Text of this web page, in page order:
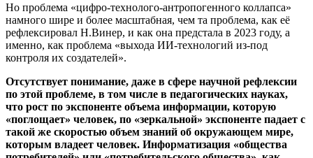
Но проблема «цифро-технолого-антропогенного коллапса»
намного шире и более масштабная, чем та проблема, как её
рефлексировал Н.Винер, и как она предстала в 2023 году, а
именно, как проблема «выхода ИИ-технологий из-под
контроля их создателей».
Отсутствует понимание, даже в сфере научной рефлексии
по этой проблеме, в том числе в педагогических науках,
что рост по экспоненте объема информации, которую
«поглощает» человек, по «зеркальной» экспоненте падает с
такой же скоростью объем знаний об окружающем мире,
которым владеет человек. Информатизация «общества